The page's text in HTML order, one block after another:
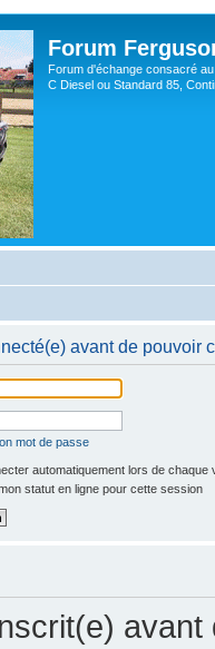
Forum
Forum d'échange consacré
C Diesel ou Standard 85,
avant de pouvoir
mot de passe
automatiquement lors de chaque
statut en ligne pour cette session
avant